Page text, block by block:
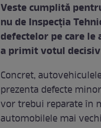
Veste cumplită
nu de Inspecția
defectelor pe care
a primit votul
Concret,
prezenta defecte
vor trebui reparate în
automobilele mai